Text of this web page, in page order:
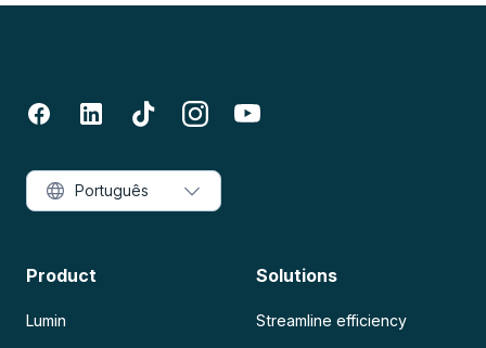
Product
Lumin
Solutions
Streamline efficiency
Português